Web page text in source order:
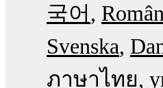
국어
Svenska
ภาษาไทย